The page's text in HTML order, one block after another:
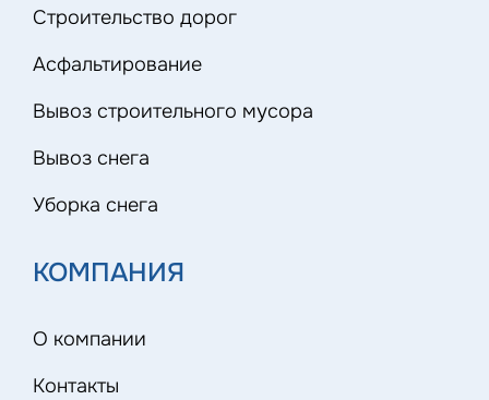
Строительство дорог
Асфальтирование
Вывоз строительного мусора
Вывоз снега
Уборка снега
КОМПАНИЯ
О компании
Контакты